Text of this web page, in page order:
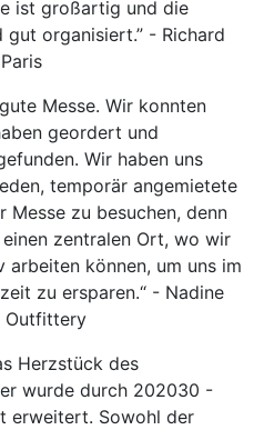
ist großartig und die
gut organisiert.” - Richard
Messe. Wir konnten
geordert und
Wir haben uns
temporär angemietete
Messe zu besuchen, denn
zentralen Ort, wo wir
können, um uns im
zu ersparen.“ - Nadine
Outfittery
Herzstück des
wurde durch 202030 -
erweitert. Sowohl der